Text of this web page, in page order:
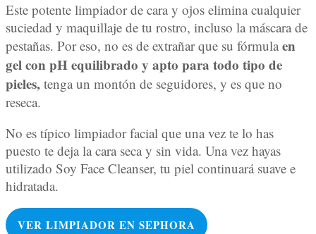
Este potente limpiador de cara y ojos elimina cualquier
suciedad y maquillaje de tu rostro, incluso la máscara de
pestañas. Por eso, no es de extrañar que su fórmula en
gel con pH equilibrado y apto para todo tipo de
pieles, tenga un montón de seguidores, y es que no
reseca.
No es típico limpiador facial que una vez te lo has
puesto te deja la cara seca y sin vida. Una vez hayas
utilizado Soy Face Cleanser, tu piel continuará suave e
hidratada.
VER LIMPIADOR EN SEPHORA